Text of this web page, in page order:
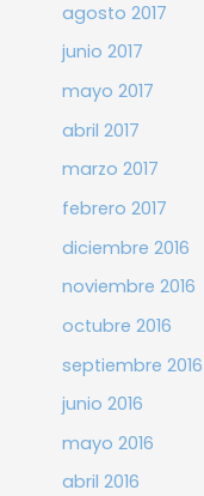
agosto 2017
junio 2017
mayo 2017
abril 2017
marzo 2017
febrero 2017
diciembre 2016
noviembre 2016
octubre 2016
septiembre 2016
junio 2016
mayo 2016
abril 2016